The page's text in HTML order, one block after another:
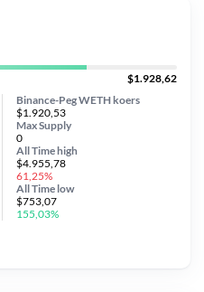
$1.928,62
Binance-Peg WETH koers
$1.920,53
Max Supply
0
All Timehigh
$4.955,78
61,25%
All Time low
$753,07
155,03%